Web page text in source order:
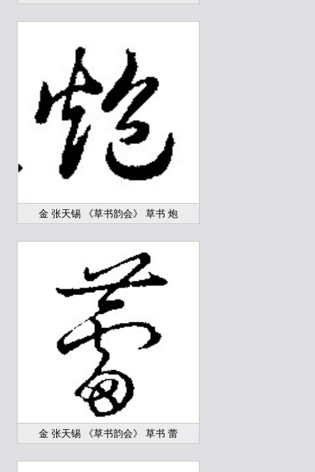
金 张天锡 《草书韵会》 草书 炮
金 张天锡 《草书韵会》 草书 蕾